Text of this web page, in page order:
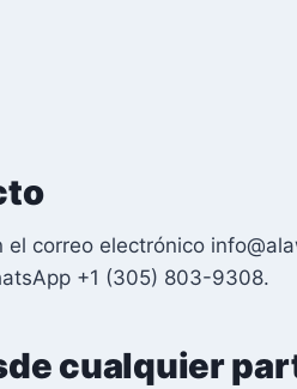
correo electrónico
+1 (305) 803-9308.
cualquier